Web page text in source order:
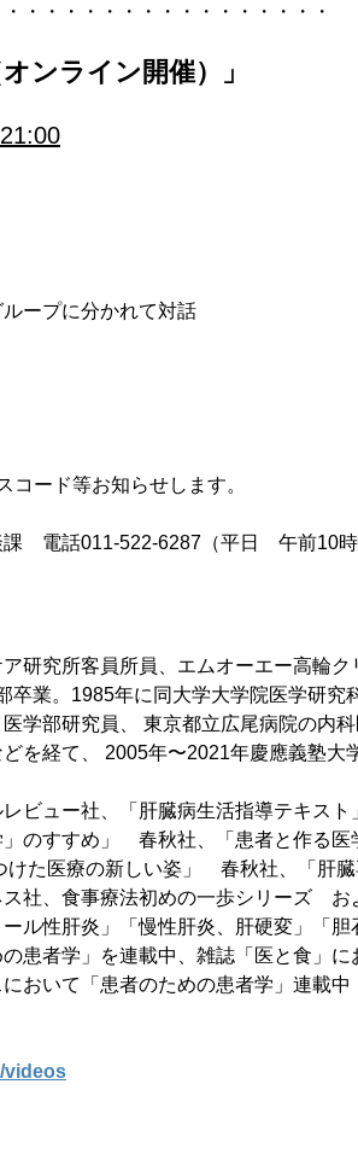
・・・・・・・・・・・・・・・・
ンライン開催）」
ープに分かれて対話
コード等お知らせします。
　電話011-522-6287（平日　午前10
研究所客員所員、エムオーエー高輪ク
業。1985年に同大学大学院医学研究
学部研究員、 東京都立広尾病院の内
を経て、 2005年〜2021年慶應義塾大
ビュー社、「肝臓病生活指導テキスト
のすすめ」　春秋社、「患者と作る
けた医療の新しい姿」　春秋社、「肝
社、食事療法初めの一歩シリーズ　お
ル性肝炎」「慢性肝炎、肝硬変」「胆
患者学」を連載中、雑誌「医と食」に
おいて「患者のための患者学」連載中
videos